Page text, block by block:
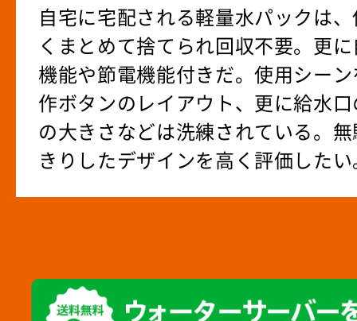
自宅に宅配される軽量水パックは
くまとめて捨てられ回収不要。更
機能や節電機能付きだ。使用シー
作ボタンのレイアウト、更に給水
の大きさなどは洗練されている。
きりしたデザインを高く評価したい